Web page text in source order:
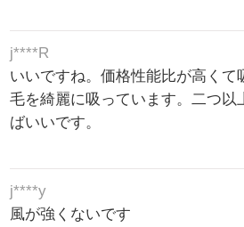
j****R
いいですね。価格性能比が高くて
毛を綺麗に吸っています。二つ以
ばいいです。
j****y
風が強くないです